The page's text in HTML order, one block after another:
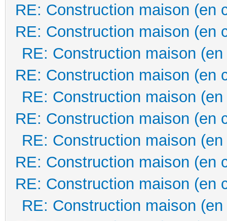
RE: Construction maison (en
RE: Construction maison (en
RE: Construction maison
RE: Construction maison (en
RE: Construction maison
RE: Construction maison (en
RE: Construction maison
RE: Construction maison (en
RE: Construction maison (en
RE: Construction maison